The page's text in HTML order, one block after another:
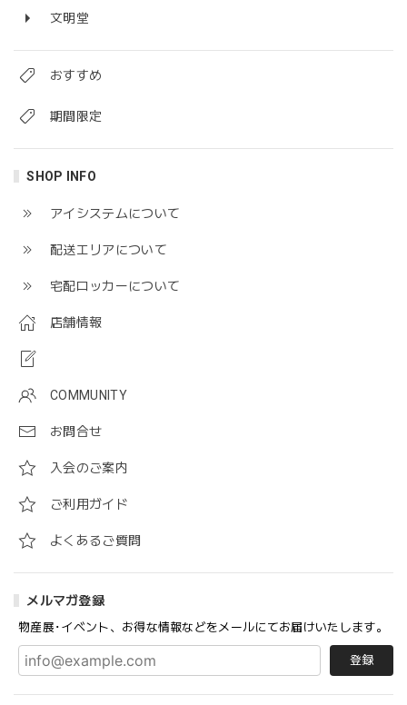
文明堂
おすすめ
期間限定
SHOP INFO
アイシステムについて
配送エリアについて
宅配ロッカーについて
店舗情報
COMMUNITY
お問合せ
入会のご案内
ご利用ガイド
よくあるご質問
メルマガ登録
物産展･イベント、お得な情報などをメールにてお届けいたします。
登録